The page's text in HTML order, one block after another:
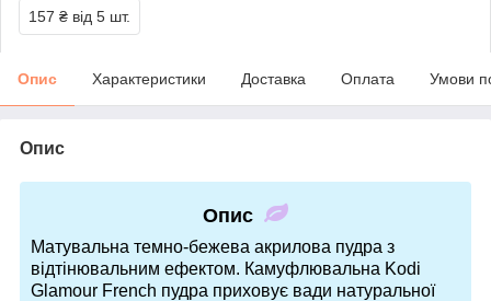
157 ₴ від 5 шт.
Опис Характеристики Доставка Оплата Умови
Опис
Опис
Матувальна темно-бежева акрилова пудра з
відтінювальним ефектом. Камуфлювальна Kodi
Glamour French пудра приховує вади натуральної